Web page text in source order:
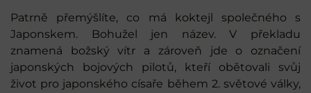
Patrně přemýšlíte, co má koktejl společného s
Japonskem. Bohužel jen název. V překladu
znamená božský vítr a zároveň jde o označení
japonských bojových pilotů, kteří obětovali svůj
život pro japonského císaře během 2. světové války,